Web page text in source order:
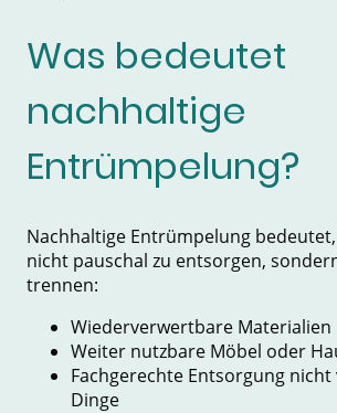
Was bedeutet
nachhaltige
Entrümpelung?
Nachhaltige Entrümpelung
nicht pauschal zu entsorgen,
trennen:
Wiederverwertbare Materialien
Weiter nutzbare Möbel oder
Fachgerechte Entsorgung
Dinge